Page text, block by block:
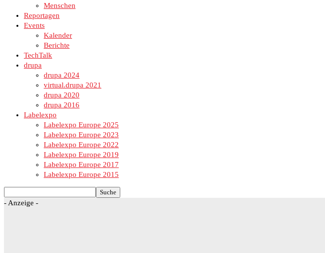
Menschen
Reportagen
Events
Kalender
Berichte
TechTalk
drupa
drupa 2024
virtual.drupa 2021
drupa 2020
drupa 2016
Labelexpo
Labelexpo Europe 2025
Labelexpo Europe 2023
Labelexpo Europe 2022
Labelexpo Europe 2019
Labelexpo Europe 2017
Labelexpo Europe 2015
- Anzeige -